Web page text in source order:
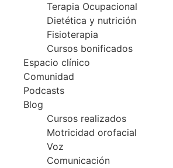
Terapia Ocupacional
Dietética y nutrición
Fisioterapia
Cursos bonificados
Espacio clínico
Comunidad
Podcasts
Blog
Cursos realizados
Motricidad orofacial
Voz
Comunicación